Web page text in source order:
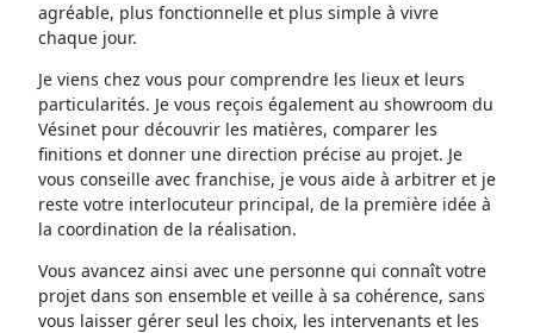
agréable, plus fonctionnelle et plus simple à vivre
chaque jour.
Je viens chez vous pour comprendre les lieux et leurs
particularités. Je vous reçois également au showroom du
Vésinet pour découvrir les matières, comparer les
finitions et donner une direction précise au projet. Je
vous conseille avec franchise, je vous aide à arbitrer et je
reste votre interlocuteur principal, de la première idée à
la coordination de la réalisation.
Vous avancez ainsi avec une personne qui connaît votre
projet dans son ensemble et veille à sa cohérence, sans
vous laisser gérer seul les choix, les intervenants et les